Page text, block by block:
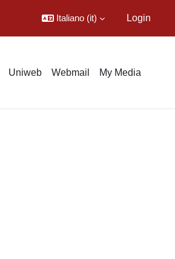
Italiano ‎(it)‎ Login
Uniweb Webmail My Media